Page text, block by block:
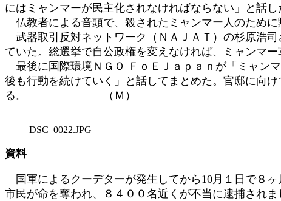
にはミャンマーが民主化されなければならない」と話し
仏教者による音頭で、殺されたミャンマー人のために
武器取引反対ネットワーク（ＮＡＪＡＴ）の杉原浩
ていた。総選挙で自公政権を変えなければ、ミャンマ
最後に国際環境ＮＧＯ ＦｏＥＪａｐａｎが「ミャン
後も行動を続けていく」と話してまとめた。官邸に向
る。 （Ｍ）
DSC_0022.JPG
資料
国軍によるクーデターが発生してから10月１日で８
市民が命を奪われ、８４００名近くが不当に逮捕され